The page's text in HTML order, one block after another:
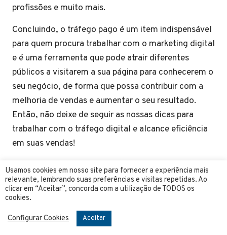
profissões e muito mais.
Concluindo, o tráfego pago é um item indispensável
para quem procura trabalhar com o marketing digital
e é uma ferramenta que pode atrair diferentes
públicos a visitarem a sua página para conhecerem o
seu negócio, de forma que possa contribuir com a
melhoria de vendas e aumentar o seu resultado.
Então, não deixe de seguir as nossas dicas para
trabalhar com o tráfego digital e alcance eficiência
em suas vendas!
Usamos cookies em nosso site para fornecer a experiência mais
relevante, lembrando suas preferências e visitas repetidas. Ao
clicar em “Aceitar”, concorda com a utilização de TODOS os
cookies.
Configurar Cookies Aceitar